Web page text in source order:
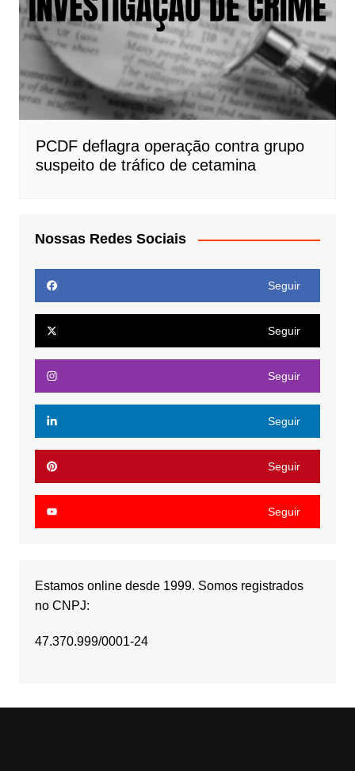
PCDF deflagra operação contra grupo
suspeito de tráfico de cetamina
Nossas Redes Sociais
Seguir
Seguir
Seguir
Seguir
Seguir
Seguir
Estamos online desde 1999. Somos registrados
no CNPJ:
47.370.999/0001-24